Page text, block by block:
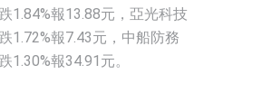
1.84%報13.88元，亞光科技
1.72%報7.43元，中船防務
1.30%報34.91元。